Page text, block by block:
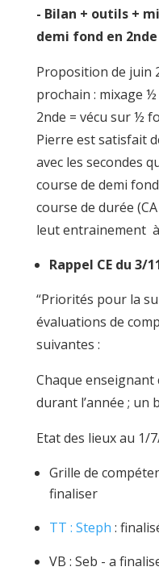
- Bilan + outils +
demi fond en 2nde
Proposition de juin
prochain : mixage
2nde = vécu sur ½
Pierre est satisfait
avec les secondes
course de demi
course de durée
leut entrainement
Rappel CE du 3/
“Priorités pour la
évaluations de
suivantes :
Chaque
durant l’année ; un
Etat des lieux au 1/
Grille de
finaliser
TT : Steph :
VB : Seb - a